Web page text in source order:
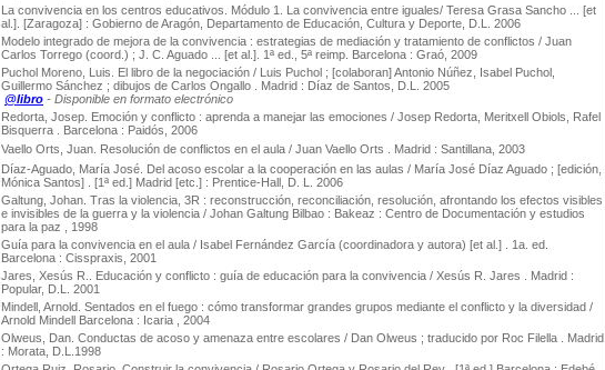
La convivencia en los centros educativos. Módulo 1. La convivencia entre iguales/ Teresa Grasa Sancho ... [et
al.]. [Zaragoza] : Gobierno de Aragón, Departamento de Educación, Cultura y Deporte, D.L. 2006
Modelo integrado de mejora de la convivencia : estrategias de mediación y tratamiento de conflictos / Juan
Carlos Torrego (coord.) ; J. C. Aguado ... [et al.]. 1ª ed., 5ª reimp. Barcelona : Graó, 2009
Puchol Moreno, Luis. El libro de la negociación / Luis Puchol ; [colaboran] Antonio Núñez, Isabel Puchol,
Guillermo Sánchez ; dibujos de Carlos Ongallo . Madrid : Díaz de Santos, D.L. 2005
@libro - Disponible en formato electrónico
Redorta, Josep. Emoción y conflicto : aprenda a manejar las emociones / Josep Redorta, Meritxell Obiols, Rafel
Bisquerra . Barcelona : Paidós, 2006
Vaello Orts, Juan. Resolución de conflictos en el aula / Juan Vaello Orts . Madrid : Santillana, 2003
Díaz-Aguado, María José. Del acoso escolar a la cooperación en las aulas / María José Díaz Aguado ; [edición,
Mónica Santos] . [1ª ed.] Madrid [etc.] : Prentice-Hall, D. L. 2006
Galtung, Johan. Tras la violencia, 3R : reconstrucción, reconciliación, resolución, afrontando los efectos visibles
e invisibles de la guerra y la violencia / Johan Galtung Bilbao : Bakeaz : Centro de Documentación y estudios
para la paz , 1998
Guía para la convivencia en el aula / Isabel Fernández García (coordinadora y autora) [et al.] . 1a. ed.
Barcelona : Cisspraxis, 2001
Jares, Xesús R.. Educación y conflicto : guía de educación para la convivencia / Xesús R. Jares . Madrid :
Popular, D.L. 2001
Mindell, Arnold. Sentados en el fuego : cómo transformar grandes grupos mediante el conflicto y la diversidad /
Arnold Mindell Barcelona : Icaria , 2004
Olweus, Dan. Conductas de acoso y amenaza entre escolares / Dan Olweus ; traducido por Roc Filella . Madrid
: Morata, D.L.1998